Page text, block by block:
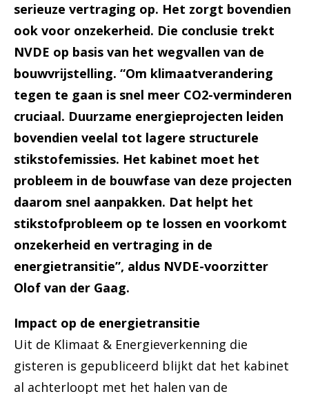
serieuze vertraging op. Het zorgt bovendien
ook voor onzekerheid. Die conclusie trekt
NVDE op basis van het wegvallen van de
bouwvrijstelling. “Om klimaatverandering
tegen te gaan is snel meer CO2-verminderen
cruciaal. Duurzame energieprojecten leiden
bovendien veelal tot lagere structurele
stikstofemissies. Het kabinet moet het
probleem in de bouwfase van deze projecten
daarom snel aanpakken. Dat helpt het
stikstofprobleem op te lossen en voorkomt
onzekerheid en vertraging in de
energietransitie”, aldus NVDE-voorzitter
Olof van der Gaag.
Impact op de energietransitie
Uit de Klimaat & Energieverkenning die
gisteren is gepubliceerd blijkt dat het kabinet
al achterloopt met het halen van de